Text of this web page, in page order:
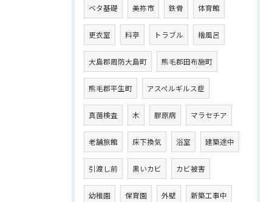
ベタ基礎 美祢市 鉄骨 体育館
更衣室 料亭 トラブル 檜風呂
大島郡周防大島町 熊毛郡田布施町
熊毛郡平生町 アスペルギルス症
真菌検査 木 膠原病 マラセチア
老舗旅館 床下換気 浴室 建築途中
引渡し前 黒いカビ カビ被害
幼稚園 保育園 外壁 新築工事中